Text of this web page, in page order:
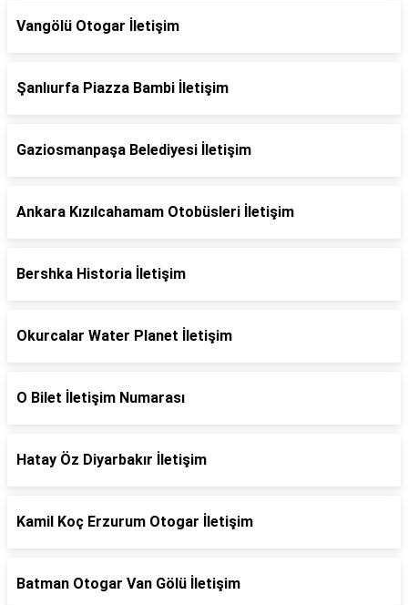
Vangölü Otogar İletişim
Şanlıurfa Piazza Bambi İletişim
Gaziosmanpaşa Belediyesi İletişim
Ankara Kızılcahamam Otobüsleri İletişim
Bershka Historia İletişim
Okurcalar Water Planet İletişim
O Bilet İletişim Numarası
Hatay Öz Diyarbakır İletişim
Kamil Koç Erzurum Otogar İletişim
Batman Otogar Van Gölü İletişim